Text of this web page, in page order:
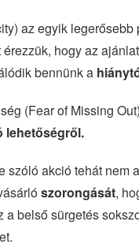
az egyik
hogy az
bennünk a
(Fear of Missing
lehetőségről.
szóló akció tehát nem
szorongását,
a belső sürgetés